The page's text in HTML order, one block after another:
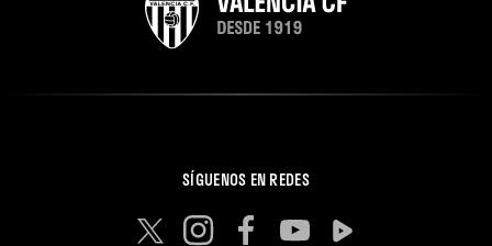
SÍGUENOS EN REDES